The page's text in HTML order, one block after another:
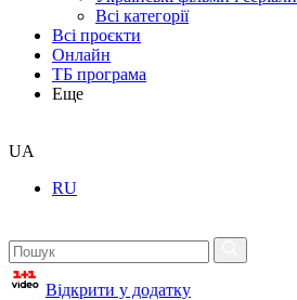
Всі категорії
Всі проєкти
Онлайн
ТБ програма
Еще
UA
RU
Відкрити у додатку